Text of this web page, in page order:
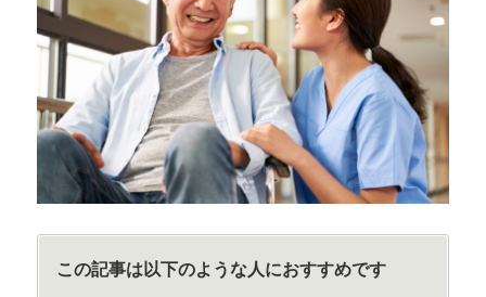
この記事は以下のような人におすすめです